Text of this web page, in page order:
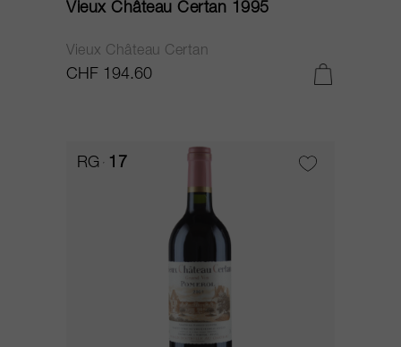
Vieux Château Certan 1995
Vieux Château Certan
CHF 194.60
RG 17